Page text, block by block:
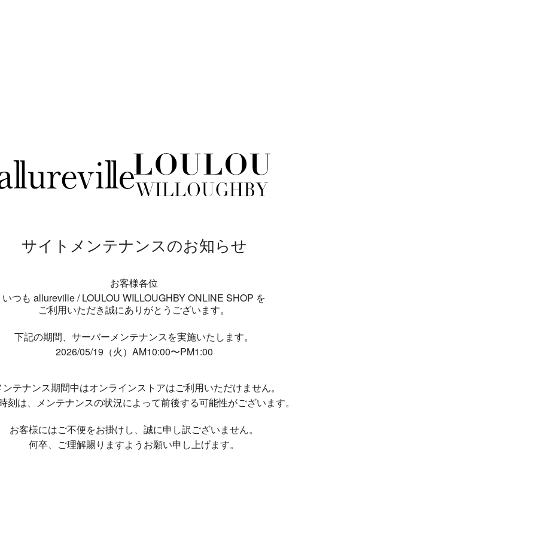
サイトメンテナンスのお知らせ
お客様各位
いつも allureville / LOULOU WILLOUGHBY ONLINE SHOP を
ご利用いただき誠にありがとうございます。
下記の期間、サーバーメンテナンスを実施いたします。
2026/05/19（火）AM10:00〜PM1:00
ンテナンス期間中はオンラインストアはご利用いただけません。
刻は、メンテナンスの状況によって前後する可能性がございます。
お客様にはご不便をお掛けし、 誠に申し訳ございません。
何卒、ご理解賜りますようお願い申し上げます。